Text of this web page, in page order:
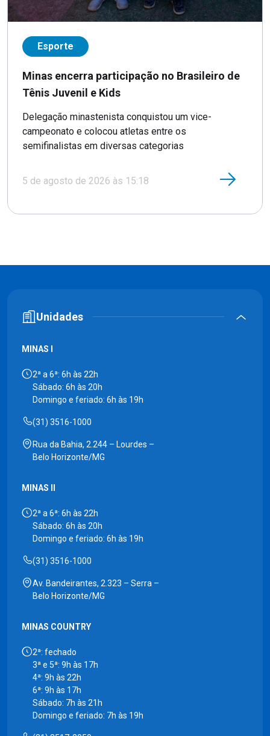
Esporte
Minas encerra participação no Brasileiro de
Tênis Juvenil e Kids
Delegação minastenista conquistou um vice-
campeonato e colocou atletas entre os
semifinalistas em diversas categorias
5 de agosto de 2026 às 15:18
Unidades
MINAS I
2ª a 6ª: 6h às 22h
Sábado: 6h às 20h
Domingo e feriado: 6h às 19h
(31) 3516-1000
Rua da Bahia, 2.244 – Lourdes –
Belo Horizonte/MG
MINAS II
2ª a 6ª: 6h às 22h
Sábado: 6h às 20h
Domingo e feriado: 6h às 19h
(31) 3516-1000
Av. Bandeirantes, 2.323 – Serra –
Belo Horizonte/MG
MINAS COUNTRY
2ª: fechado
3ª e 5ª: 9h às 17h
4ª: 9h às 22h
6ª: 9h às 17h
Sábado: 7h às 21h
Domingo e feriado: 7h às 19h